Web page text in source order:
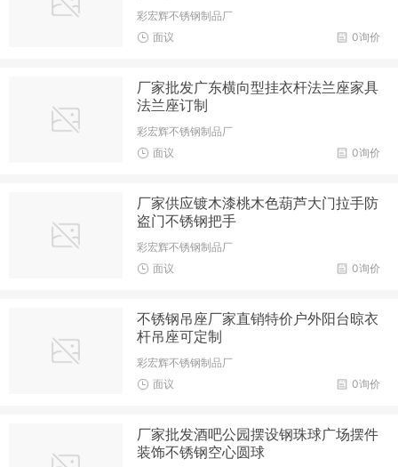
彩宏辉不锈钢制品厂
0询价
面议
厂家批发广东横向型挂衣杆法兰座家具
法兰座订制
彩宏辉不锈钢制品厂
0询价
面议
厂家供应镀木漆桃木色葫芦大门拉手防
盗门不锈钢把手
彩宏辉不锈钢制品厂
0询价
面议
不锈钢吊座厂家直销特价户外阳台晾衣
杆吊座可定制
彩宏辉不锈钢制品厂
0询价
面议
厂家批发酒吧公园摆设钢珠球广场摆件
装饰不锈钢空心圆球